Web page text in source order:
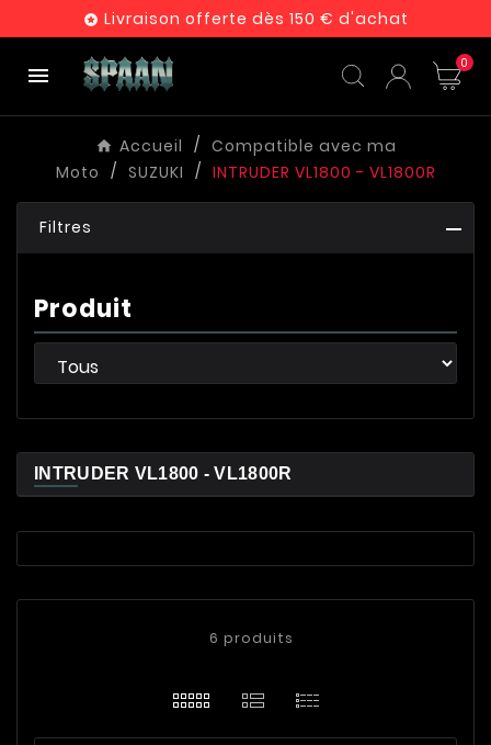
 Livraison offerte dès 150 € d'achat
 0
Accueil
Compatible avec ma
Moto
SUZUKI INTRUDER VL1800 - VL1800R
Filtres
Produit
INTRUDER VL1800 - VL1800R
6 produits